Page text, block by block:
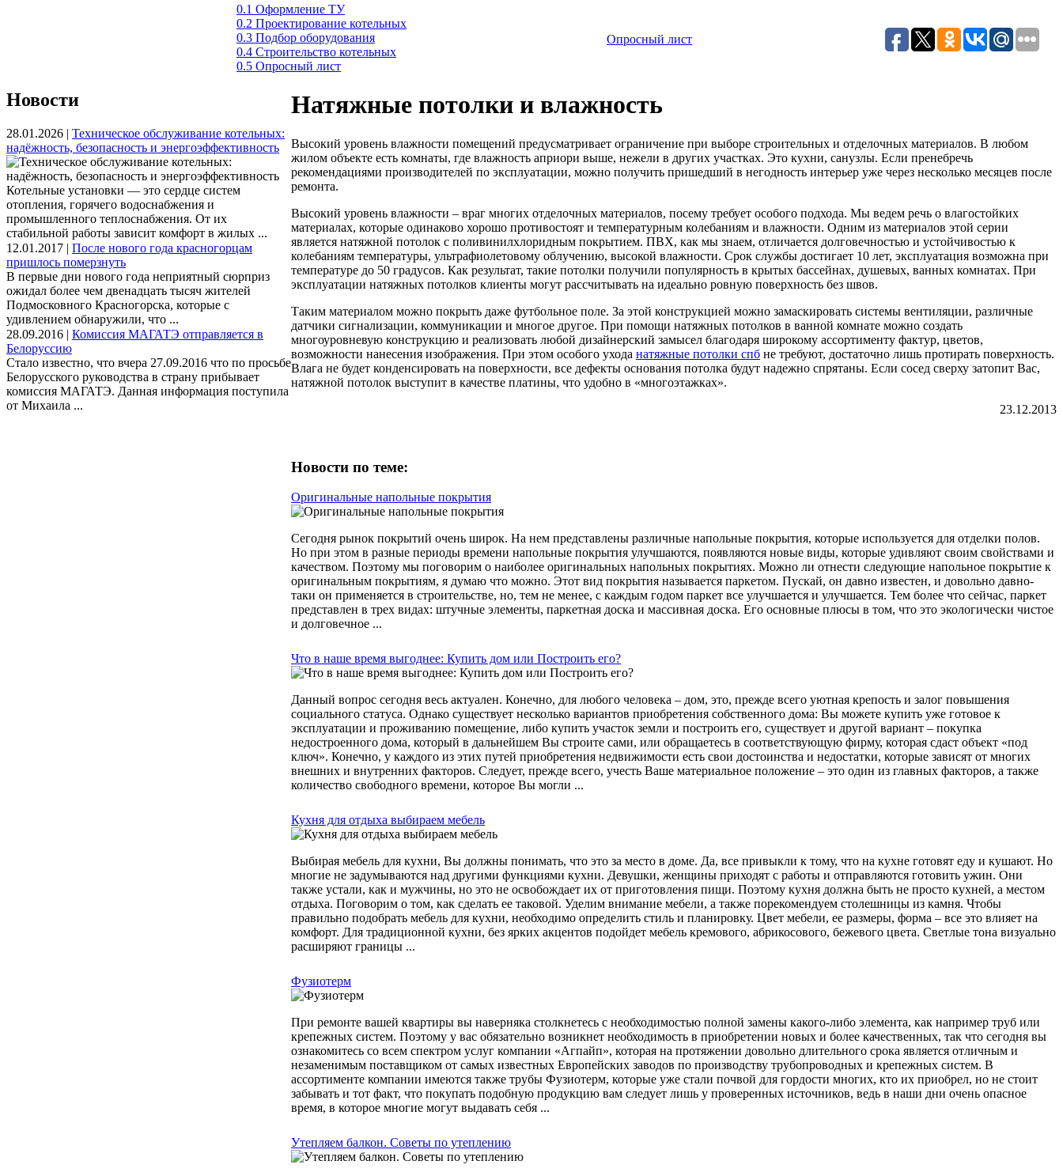
0.1 Оформление ТУ
0.2 Проектирование котельных
0.3 Подбор оборудования
0.4 Строительство котельных
0.5 Опросный лист
Опросный лист
Новости
28.01.2026 | Техническое обслуживание котельных:
надёжность, безопасность и энергоэффективность
Котельные установки — это сердце систем
отопления, горячего водоснабжения и
промышленного теплоснабжения. От их
стабильной работы зависит комфорт в жилых ...
12.01.2017 | После нового года красногорцам
пришлось померзнуть
В первые дни нового года неприятный сюрприз
ожидал более чем двенадцать тысяч жителей
Подмосковного Красногорска, которые с
удивлением обнаружили, что ...
28.09.2016 | Комиссия МАГАТЭ отправляется в
Белоруссию
Стало известно, что вчера 27.09.2016 что по просьбе
Белорусского руководства в страну прибывает
комиссия МАГАТЭ. Данная информация поступила
от Михаила ...
Натяжные потолки и влажность
Высокий уровень влажности помещений предусматривает ограничение при выборе строительных и отделочных материалов. В любом
жилом объекте есть комнаты, где влажность априори выше, нежели в других участках. Это кухни, санузлы. Если пренебречь
рекомендациями производителей по эксплуатации, можно получить пришедший в негодность интерьер уже через несколько месяцев после
ремонта.
Высокий уровень влажности – враг многих отделочных материалов, посему требует особого подхода. Мы ведем речь о влагостойких
материалах, которые одинаково хорошо противостоят и температурным колебаниям и влажности. Одним из материалов этой серии
является натяжной потолок с поливинилхлоридным покрытием. ПВХ, как мы знаем, отличается долговечностью и устойчивостью к
колебаниям температуры, ультрафиолетовому облучению, высокой влажности. Срок службы достигает 10 лет, эксплуатация возможна при
температуре до 50 градусов. Как результат, такие потолки получили популярность в крытых бассейнах, душевых, ванных комнатах. При
эксплуатации натяжных потолков клиенты могут рассчитывать на идеально ровную поверхность без швов.
Таким материалом можно покрыть даже футбольное поле. За этой конструкцией можно замаскировать системы вентиляции, различные
датчики сигнализации, коммуникации и многое другое. При помощи натяжных потолков в ванной комнате можно создать
многоуровневую конструкцию и реализовать любой дизайнерский замысел благодаря широкому ассортименту фактур, цветов,
возможности нанесения изображения. При этом особого ухода натяжные потолки спб не требуют, достаточно лишь протирать поверхность.
Влага не будет конденсировать на поверхности, все дефекты основания потолка будут надежно спрятаны. Если сосед сверху затопит Вас,
натяжной потолок выступит в качестве платины, что удобно в «многоэтажках».
23.12.2013
Новости по теме:
Оригинальные напольные покрытия
Сегодня рынок покрытий очень широк. На нем представлены различные напольные покрытия, которые используется для отделки полов.
Но при этом в разные периоды времени напольные покрытия улучшаются, появляются новые виды, которые удивляют своим свойствами и
качеством. Поэтому мы поговорим о наиболее оригинальных напольных покрытиях. Можно ли отнести следующие напольное покрытие к
оригинальным покрытиям, я думаю что можно. Этот вид покрытия называется паркетом. Пускай, он давно известен, и довольно давно-
таки он применяется в строительстве, но, тем не менее, с каждым годом паркет все улучшается и улучшается. Тем более что сейчас, паркет
представлен в трех видах: штучные элементы, паркетная доска и массивная доска. Его основные плюсы в том, что это экологически чистое
и долговечное ...
Что в наше время выгоднее: Купить дом или Построить его?
Данный вопрос сегодня весь актуален. Конечно, для любого человека – дом, это, прежде всего уютная крепость и залог повышения
социального статуса. Однако существует несколько вариантов приобретения собственного дома: Вы можете купить уже готовое к
эксплуатации и проживанию помещение, либо купить участок земли и построить его, существует и другой вариант – покупка
недостроенного дома, который в дальнейшем Вы строите сами, или обращаетесь в соответствующую фирму, которая сдаст объект «под
ключ». Конечно, у каждого из этих путей приобретения недвижимости есть свои достоинства и недостатки, которые зависят от многих
внешних и внутренних факторов. Следует, прежде всего, учесть Ваше материальное положение – это один из главных факторов, а также
количество свободного времени, которое Вы могли ...
Кухня для отдыха выбираем мебель
Выбирая мебель для кухни, Вы должны понимать, что это за место в доме. Да, все привыкли к тому, что на кухне готовят еду и кушают. Но
многие не задумываются над другими функциями кухни. Девушки, женщины приходят с работы и отправляются готовить ужин. Они
также устали, как и мужчины, но это не освобождает их от приготовления пищи. Поэтому кухня должна быть не просто кухней, а местом
отдыха. Поговорим о том, как сделать ее таковой. Уделим внимание мебели, а также порекомендуем столешницы из камня. Чтобы
правильно подобрать мебель для кухни, необходимо определить стиль и планировку. Цвет мебели, ее размеры, форма – все это влияет на
комфорт. Для традиционной кухни, без ярких акцентов подойдет мебель кремового, абрикосового, бежевого цвета. Светлые тона визуально
расширяют границы ...
Фузиотерм
При ремонте вашей квартиры вы наверняка столкнетесь с необходимостью полной замены какого-либо элемента, как например труб или
крепежных систем. Поэтому у вас обязательно возникнет необходимость в приобретении новых и более качественных, так что сегодня вы
ознакомитесь со всем спектром услуг компании «Агпайп», которая на протяжении довольно длительного срока является отличным и
незаменимым поставщиком от самых известных Европейских заводов по производству трубопроводных и крепежных систем. В
ассортименте компании имеются также трубы Фузиотерм, которые уже стали почвой для гордости многих, кто их приобрел, но не стоит
забывать и тот факт, что покупать подобную продукцию вам следует лишь у проверенных источников, ведь в наши дни очень опасное
время, в которое многие могут выдавать себя ...
Утепляем балкон. Советы по утеплению